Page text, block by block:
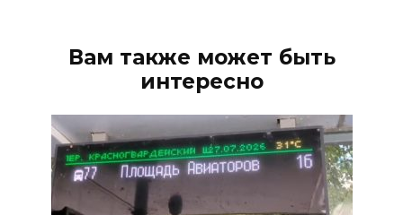
Вам также может быть
интересно